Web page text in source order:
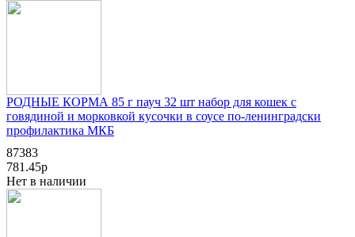
РОДНЫЕ КОРМА 85 г пауч 32 шт набор для кошек с
говядиной и морковкой кусочки в соусе по-ленинградски
профилактика МКБ
87383
781.45р
Нет в наличии